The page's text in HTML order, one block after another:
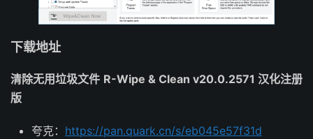
下载地址
清除无用垃圾文件 R-Wipe & Clean v20.0.2571 汉化注册
版
夸克： https://pan.quark.cn/s/eb045e57f31d